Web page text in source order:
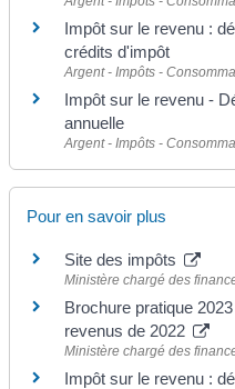
Impôt sur le revenu :
crédits d'impôt
Argent - Impôts -
Impôt sur le revenu -
annuelle
Argent - Impôts -
Pour en savoir plus
Site des impôts
Ministère chargé des
Brochure pratique
revenus de 2022
Ministère chargé des
Impôt sur le revenu :